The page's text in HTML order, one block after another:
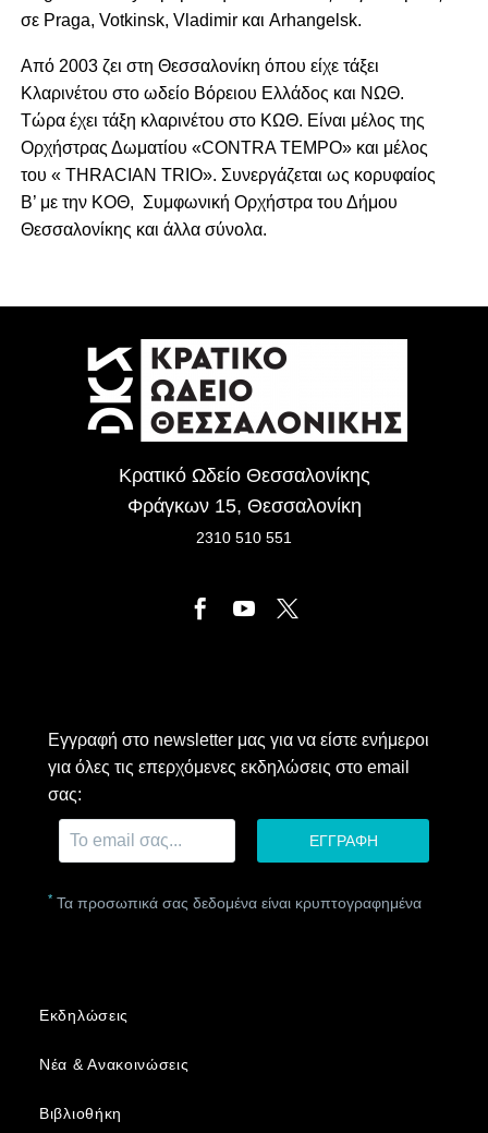
σε Praga, Votkinsk, Vladimir και Arhangelsk.
Από 2003 ζει στη Θεσσαλονίκη όπου είχε τάξει
Κλαρινέτου στο ωδείο Βόρειου Ελλάδος και ΝΩΘ.
Τώρα έχει τάξη κλαρινέτου στο ΚΩΘ. Είναι μέλος της
Ορχήστρας Δωματίου «CONTRA TEMPO» και μέλος
του « THRACIAN TRIO». Συνεργάζεται ως κορυφαίος
Β’ με την ΚΟΘ, Συμφωνική Ορχήστρα του Δήμου
Θεσσαλονίκης και άλλα σύνολα.
Κρατικό Ωδείο Θεσσαλονίκης
Φράγκων 15, Θεσσαλονίκη
2310 510 551
Εγγραφή στο newsletter μας για να είστε ενήμεροι
για όλες τις επερχόμενες εκδηλώσεις στο email
σας:
* Τα προσωπικά σας δεδομένα είναι κρυπτογραφημένα
Εκδηλώσεις
Νέα & Ανακοινώσεις
Βιβλιοθήκη